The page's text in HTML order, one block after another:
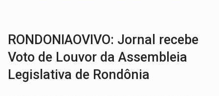
RONDONIAOVIVO: Jornal recebe
Voto de Louvor da Assembleia
Legislativa de Rondônia